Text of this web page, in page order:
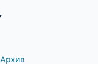
Архив